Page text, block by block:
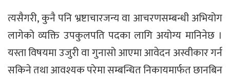
त्यसैगरी, कुनै पनि भ्रष्टाचारजन्य वा आचरणसम्बन्धी अभियोग
लागेको व्यक्ति उपकुलपति पदका लागि अयोग्य मानिनेछ ।
यस्ता विषयमा उजुरी वा गुनासो आएमा आवेदन अस्वीकार गर्न
सकिने तथा आवश्यक परेमा सम्बन्धित निकायमार्फत छानबिन